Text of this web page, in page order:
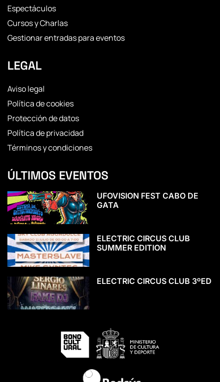
Espectáculos
Cursos y Charlas
Gestionar entradas para eventos
LEGAL
Aviso legal
Política de cookies
Protección de datos
Política de privacidad
Términos y condiciones
ÚLTIMOS EVENTOS
UFOVISION FEST CABO DE
GATA
ELECTRIC CIRCUS CLUB
SUMMER EDITION
ELECTRIC CIRCUS CLUB 3ºED